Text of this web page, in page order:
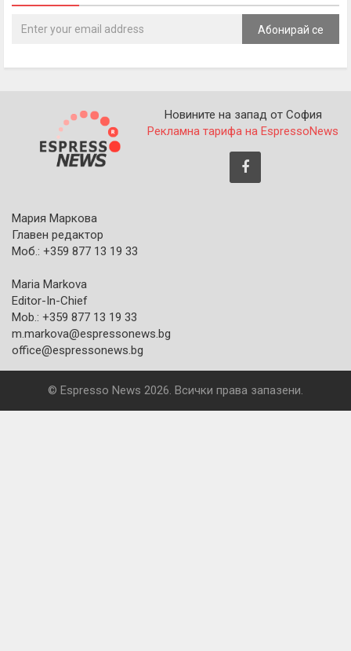
Абонирай се
Новините на запад от София
Рекламна тарифа на EspressoNews
Мария Маркова
Главен редактор
Моб.: +359 877 13 19 33
Maria Markova
Editor-In-Chief
Mob.: +359 877 13 19 33
m.markova@espressonews.bg
office@espressonews.bg
© Espresso News 2026. Всички права запазени.